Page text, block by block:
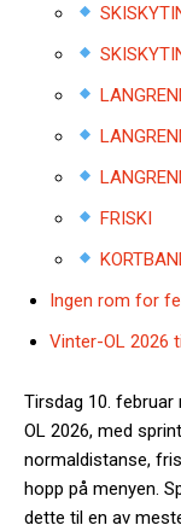
FRISKI
Ingen rom for
Vinter-OL 2026
Tirsdag 10.
OL 2026, med
normaldistanse,
hopp på menyen.
dette til en av